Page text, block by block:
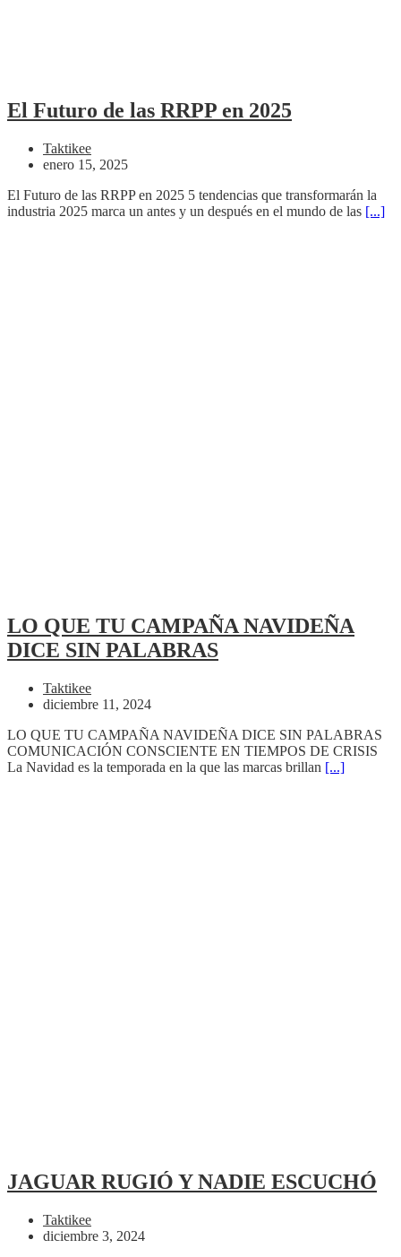
El Futuro de las RRPP en 2025
Taktikee
enero 15, 2025
El Futuro de las RRPP en 2025 5 tendencias que transformarán la
industria 2025 marca un antes y un después en el mundo de las [...]
LO QUE TU CAMPAÑA NAVIDEÑA
DICE SIN PALABRAS
Taktikee
diciembre 11, 2024
LO QUE TU CAMPAÑA NAVIDEÑA DICE SIN PALABRAS
COMUNICACIÓN CONSCIENTE EN TIEMPOS DE CRISIS
La Navidad es la temporada en la que las marcas brillan [...]
JAGUAR RUGIÓ Y NADIE ESCUCHÓ
Taktikee
diciembre 3, 2024